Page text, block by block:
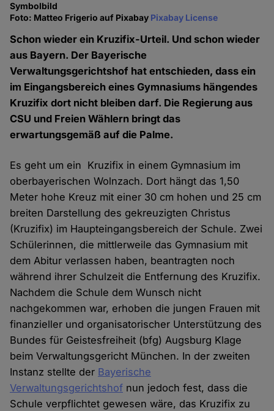
Symbolbild
Foto: Matteo Frigerio auf Pixabay Pixabay License
Schon wieder ein Kruzifix-Urteil. Und schon wieder
aus Bayern. Der Bayerische
Verwaltungsgerichtshof hat entschieden, dass ein
im Eingangsbereich eines Gymnasiums hängendes
Kruzifix dort nicht bleiben darf. Die Regierung aus
CSU und Freien Wählern bringt das
erwartungsgemäß auf die Palme.
Es geht um ein Kruzifix in einem Gymnasium im
oberbayerischen Wolnzach. Dort hängt das 1,50
Meter hohe Kreuz mit einer 30 cm hohen und 25 cm
breiten Darstellung des gekreuzigten Christus
(Kruzifix) im Haupteingangsbereich der Schule. Zwei
Schülerinnen, die mittlerweile das Gymnasium mit
dem Abitur verlassen haben, beantragten noch
während ihrer Schulzeit die Entfernung des Kruzifix.
Nachdem die Schule dem Wunsch nicht
nachgekommen war, erhoben die jungen Frauen mit
finanzieller und organisatorischer Unterstützung des
Bundes für Geistesfreiheit (bfg) Augsburg Klage
beim Verwaltungsgericht München. In der zweiten
Instanz stellte der Bayerische
Verwaltungsgerichtshof nun jedoch fest, dass die
Schule verpflichtet gewesen wäre, das Kruzifix zu